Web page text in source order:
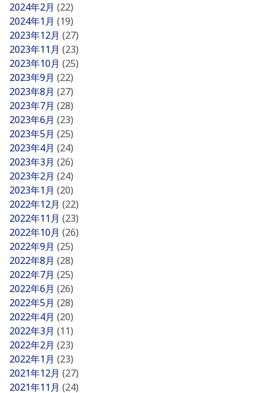
2024年2月 (22)
2024年1月 (19)
2023年12月 (27)
2023年11月 (23)
2023年10月 (25)
2023年9月 (22)
2023年8月 (27)
2023年7月 (28)
2023年6月 (23)
2023年5月 (25)
2023年4月 (24)
2023年3月 (26)
2023年2月 (24)
2023年1月 (20)
2022年12月 (22)
2022年11月 (23)
2022年10月 (26)
2022年9月 (25)
2022年8月 (28)
2022年7月 (25)
2022年6月 (26)
2022年5月 (28)
2022年4月 (20)
2022年3月 (11)
2022年2月 (23)
2022年1月 (23)
2021年12月 (27)
2021年11月 (24)